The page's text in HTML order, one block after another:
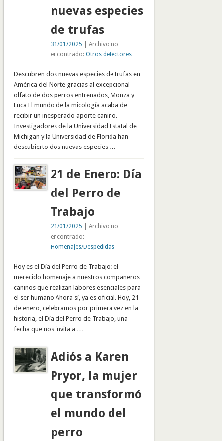
nuevas especies
de trufas
31/01/2025 | Archivo no
encontrado: Otros detectores
Descubren dos nuevas especies de trufas en
América del Norte gracias al excepcional
olfato de dos perros entrenados, Monza y
Luca El mundo de la micología acaba de
recibir un inesperado aporte canino.
Investigadores de la Universidad Estatal de
Michigan y la Universidad de Florida han
descubierto dos nuevas especies …
21 de Enero: Día
del Perro de
Trabajo
21/01/2025 | Archivo no
encontrado:
Homenajes/Despedidas
Hoy es el Día del Perro de Trabajo: el
merecido homenaje a nuestros compañeros
caninos que realizan labores esenciales para
el ser humano Ahora sí, ya es oficial. Hoy, 21
de enero, celebramos por primera vez en la
historia, el Día del Perro de Trabajo, una
fecha que nos invita a …
Adiós a Karen
Pryor, la mujer
que transformó
el mundo del
perro